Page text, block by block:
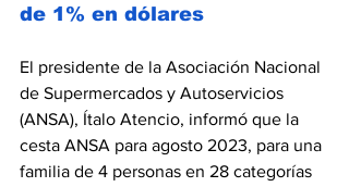
de 1% en dólares
El presidente de la Asociación Nacional
de Supermercados y Autoservicios
(ANSA), Ítalo Atencio, informó que la
cesta ANSA para agosto 2023, para una
familia de 4 personas en 28 categorías